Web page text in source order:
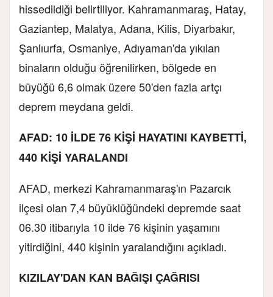
hissedildiği belirtiliyor. Kahramanmaraş, Hatay,
Gaziantep, Malatya, Adana, Kilis, Diyarbakır,
Şanlıurfa, Osmaniye, Adıyaman'da yıkılan
binaların olduğu öğrenilirken, bölgede en
büyüğü 6,6 olmak üzere 50'den fazla artçı
deprem meydana geldi.
AFAD: 10 İLDE 76 KİŞİ HAYATINI KAYBETTİ,
440 KİŞİ YARALANDI
AFAD, merkezi Kahramanmaraş'ın Pazarcık
ilçesi olan 7,4 büyüklüğündeki depremde saat
06.30 itibarıyla 10 ilde 76 kişinin yaşamını
yitirdiğini, 440 kişinin yaralandığını açıkladı.
KIZILAY'DAN KAN BAĞIŞI ÇAĞRISI